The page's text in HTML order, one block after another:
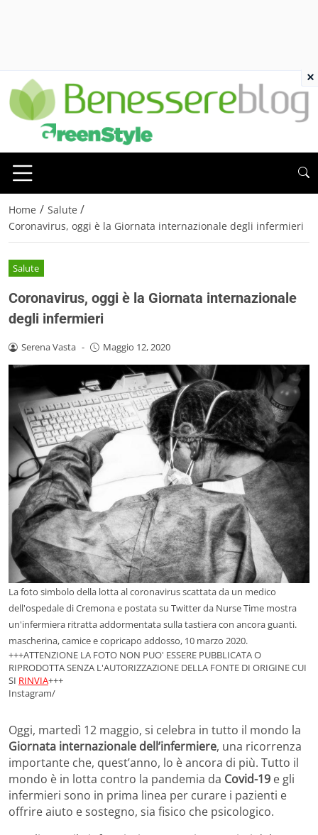
Home / Salute /
Coronavirus, oggi è la Giornata internazionale degli infermieri
Salute
Coronavirus, oggi è la Giornata internazionale
degli infermieri
Serena Vasta - Maggio 12, 2020
La foto simbolo della lotta al coronavirus scattata da un medico
dell'ospedale di Cremona e postata su Twitter da Nurse Time mostra
un'infermiera ritratta addormentata sulla tastiera con ancora guanti.
mascherina, camice e copricapo addosso, 10 marzo 2020.
+++ATTENZIONE LA FOTO NON PUO' ESSERE PUBBLICATA O
RIPRODOTTA SENZA L'AUTORIZZAZIONE DELLA FONTE DI ORIGINE CUI
SI RINVIA+++
Instagram/
Oggi, martedì 12 maggio, si celebra in tutto il mondo la
Giornata internazionale dell’infermiere, una ricorrenza
importante che, quest’anno, lo è ancora di più. Tutto il
mondo è in lotta contro la pandemia da Covid-19 e gli
infermieri sono in prima linea per curare i pazienti e
offrire aiuto e sostegno, sia fisico che psicologico.
×